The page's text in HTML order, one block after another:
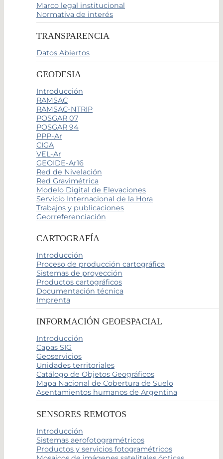
Marco legal institucional
Normativa de interés
TRANSPARENCIA
Datos Abiertos
GEODESIA
Introducción
RAMSAC
RAMSAC-NTRIP
POSGAR 07
POSGAR 94
PPP-Ar
CIGA
VEL-Ar
GEOIDE-Ar16
Red de Nivelación
Red Gravimétrica
Modelo Digital de Elevaciones
Servicio Internacional de la Hora
Trabajos y publicaciones
Georreferenciación
CARTOGRAFÍA
Introducción
Proceso de producción cartográfica
Sistemas de proyección
Productos cartográficos
Documentación técnica
Imprenta
INFORMACIÓN GEOESPACIAL
Introducción
Capas SIG
Geoservicios
Unidades territoriales
Catálogo de Objetos Geográficos
Mapa Nacional de Cobertura de Suelo
Asentamientos humanos de Argentina
SENSORES REMOTOS
Introducción
Sistemas aerofotogramétricos
Productos y servicios fotogramétricos